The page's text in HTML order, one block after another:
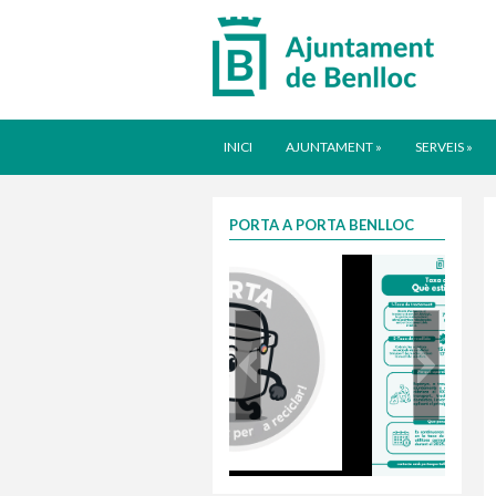
INICI AJUNTAMENT » SERVEIS »
PORTA A PORTA BENLLOC